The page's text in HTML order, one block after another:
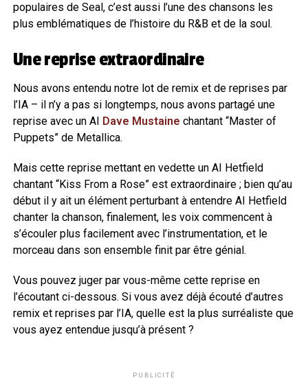
populaires de Seal, c’est aussi l’une des chansons les
plus emblématiques de l’histoire du R&B et de la soul.
Une reprise extraordinaire
Nous avons entendu notre lot de remix et de reprises par
l’IA – il n’y a pas si longtemps, nous avons partagé une
reprise avec un AI Dave Mustaine chantant “Master of
Puppets” de Metallica.
Mais cette reprise mettant en vedette un AI Hetfield
chantant “Kiss From a Rose” est extraordinaire ; bien qu’au
début il y ait un élément perturbant à entendre AI Hetfield
chanter la chanson, finalement, les voix commencent à
s’écouler plus facilement avec l’instrumentation, et le
morceau dans son ensemble finit par être génial.
Vous pouvez juger par vous-même cette reprise en
l’écoutant ci-dessous. Si vous avez déjà écouté d’autres
remix et reprises par l’IA, quelle est la plus surréaliste que
vous ayez entendue jusqu’à présent ?
PUBLICITÉ